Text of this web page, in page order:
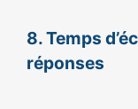
8. Temps
réponses